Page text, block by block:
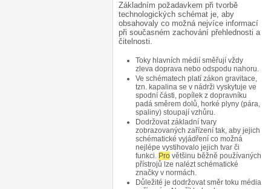
Základním požadavkem při tvorbě
technologických schémat je, aby
obsahovaly co možná nejvíce informací
při současném zachování přehlednosti a
čitelnosti.
Toky hlavních médií směřují vždy
zleva doprava nebo odspodu nahoru.
Ve schématech platí zákon gravitace,
tzn. kapalina se v nádrži vyskytuje ve
spodní části, popílek z dopravníku
padá směrem dolů, horké plyny (pára,
spaliny) stoupají vzhůru.
Dodržovat základní tvary
zobrazovaných zařízení tak, aby jejich
schématické vyjádření co možná
nejlépe vystihovalo jejich tvar či
funkci. Pro většinu běžně používaných
přístrojů lze nalézt schématické
značky v normách.
Důležité je dodržovat směr toku média